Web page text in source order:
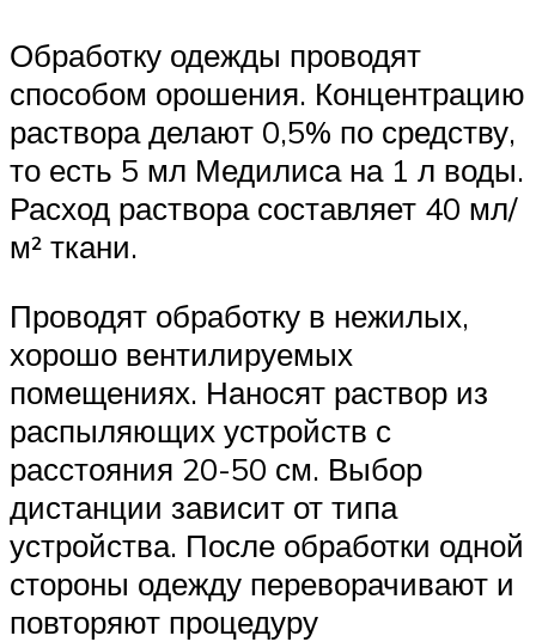
Обработку одежды проводят
способом орошения. Концентрацию
раствора делают 0,5% по средству,
то есть 5 мл Медилиса на 1 л воды.
Расход раствора составляет 40 мл/
м² ткани.
Проводят обработку в нежилых,
хорошо вентилируемых
помещениях. Наносят раствор из
распыляющих устройств с
расстояния 20-50 см. Выбор
дистанции зависит от типа
устройства. После обработки одной
стороны одежду переворачивают и
повторяют процедуру